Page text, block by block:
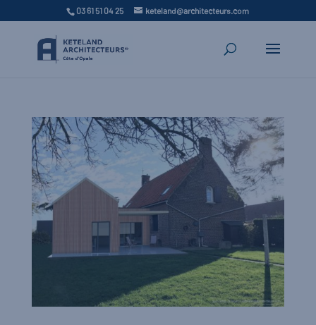
03 61 51 04 25 keteland@architecteurs.com